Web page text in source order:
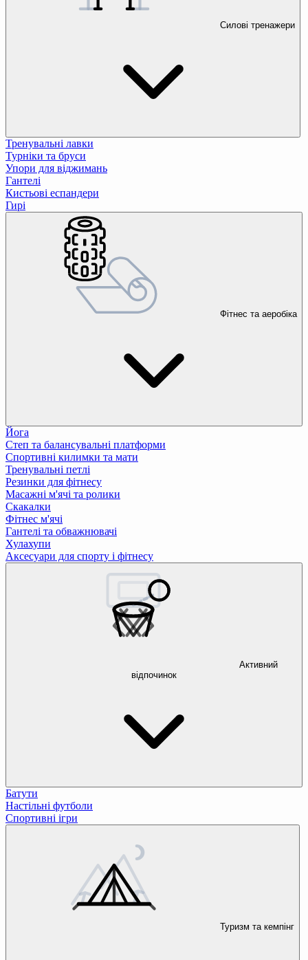
Силові тренажери
Тренувальні лавки
Турніки та бруси
Упори для віджимань
Гантелі
Кистьові еспандери
Гирі
Фітнес та аеробіка
Йога
Степ та балансувальні платформи
Спортивні килимки та мати
Тренувальні петлі
Резинки для фітнесу
Масажні м'ячі та ролики
Скакалки
Фітнес м'ячі
Гантелі та обважнювачі
Хулахупи
Аксесуари для спорту і фітнесу
Активний
відпочинок
Батути
Настільні футболи
Спортивні ігри
Туризм та кемпінг